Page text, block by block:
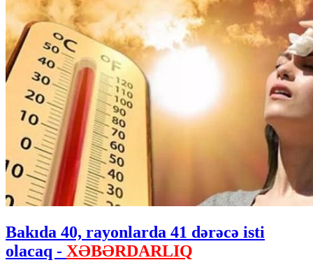
Bakıda 40, rayonlarda 41 dərəcə isti
olacaq - XƏBƏRDARLIQ